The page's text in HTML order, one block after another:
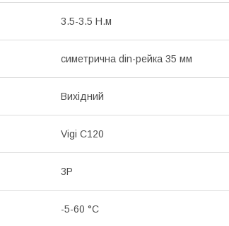
3.5-3.5 Н.м
симетрична din-рейка 35 мм
Вихідний
Vigi C120
3P
-5-60 °C